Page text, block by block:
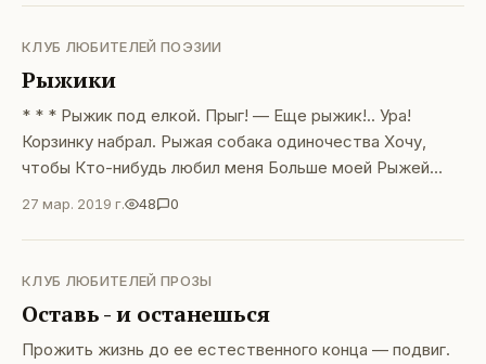
КЛУБ ЛЮБИТЕЛЕЙ ПОЭЗИИ
Рыжики
* * * Рыжик под елкой. Прыг! — Еще рыжик!.. Ура!
Корзинку набрал. Рыжая собака одиночества Хочу,
чтобы Кто-нибудь любил меня Больше моей Рыжей
лохматой собаки, Которой у меня нет…
27 мар. 2019 г. 48 0
КЛУБ ЛЮБИТЕЛЕЙ ПРОЗЫ
Оставь - и останешься
Прожить жизнь до ее естественного конца — подвиг.